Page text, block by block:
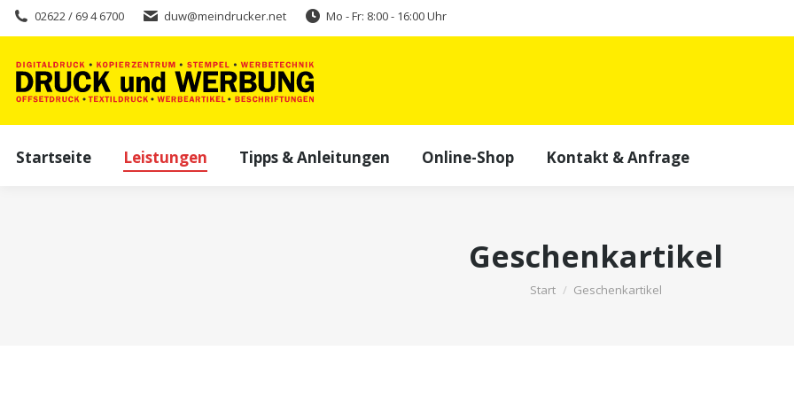
02622 / 69 4 6700 duw@meindrucker.net Mo - Fr: 8:00 - 16:00 Uhr
Startseite Leistungen Tipps & Anleitungen Online-Shop Kontakt & Anfrage
Geschenkartikel
Sie befinden sich hier:
Start Geschenkartikel